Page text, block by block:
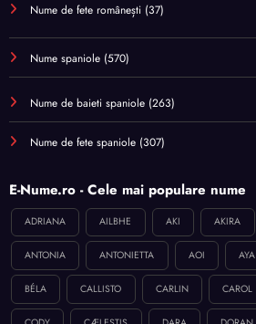
Nume de fete românești (37)
Nume spaniole (570)
Nume de baieti spaniole (263)
Nume de fete spaniole (307)
E-Nume.ro - Cele mai populare nume
ADRIANA AILBHE AKI AKIRA
ANTONIA ANTONIETTA AOI AYA
BÉLA CALLISTO CARLIN CAROL